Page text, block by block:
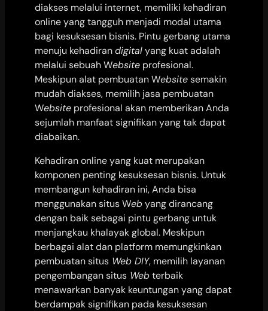
diakses melalui internet, memiliki kehadiran
online yang tangguh menjadi modal utama
bagi kesuksesan bisnis. Pintu gerbang utama
menuju kehadirandigitalyang kuat adalah
melalui sebuah Website profesional.
Meskipun alat pembuatan Websitesemakin
mudah diakses, memilih jasa pembuatan
Website profesional akan memberikan Anda
sejumlah manfaat signifikan yang tak dapat
diabaikan.
Kehadiran online yang kuat merupakan
komponen penting kesuksesan bisnis. Untuk
membangun kehadiran ini, Anda bisa
menggunakan situs Webyang dirancang
dengan baik sebagai pintu gerbang untuk
menjangkau khalayak global. Meskipun
berbagai alat dan platform memungkinkan
pembuatan situs Web DIY, memilih layanan
pengembangan situs Webterbaik
menawarkan banyak keuntungan yang dapat
berdampak signifikan pada kesuksesan